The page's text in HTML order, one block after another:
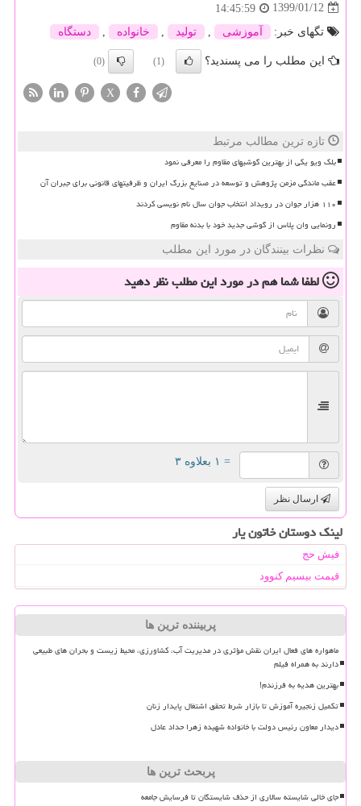
1399/01/12
14:45:59
تگهای خبر:
آموزشی تولید خانواده دستگاه
این مطلب را می پسندید؟ (1)
(0)
X
تازه ترین مطالب مرتبط
بلک ویو یکی از بهترین گوشیهای مقاوم را معرفی نمود
عقب ماندگی مزمن پژوهش و توسعه در صنایع بزرگ ایران و ظرفیتهای قانونی برای جبران آن
۱۱۰ هزار جوان در رویداد انتخاب جوان سال نام نویسی کردند
رونمایی وان پلاس از گوشی جدید خود با بدنه مقاوم
نظرات بینندگان در مورد این مطلب
لطفا شما همدر مورد این مطلبنظر دهید
= ۱ بعلاوه ۳
ارسال نظر
لینک دوستان خاتون یار
فیش حج
قیمت بیسیم کنوود
پربیننده ترین ها
ماهواره های فعال ایران نقش مؤثری در مدیریت آب، کشاورزی، محیط زیست و بحران های طبیعی
دارند به همراه فیلم
بهترین هدیه به فرزندم!
تکمیل زنجیره آموزش تا بازار شرط تحقق اشتغال پایدار زنان
دیدار معاون رئیس دولت با خانواده شهیده زهرا حداد عادل
پربحث ترین ها
جای خالی شایسته سالاری از حذف شایستگان تا فرسایش جامعه